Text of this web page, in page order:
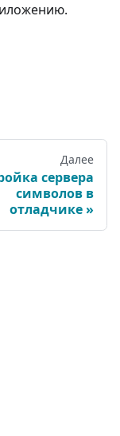
Далее
сервера
символов в
отладчике